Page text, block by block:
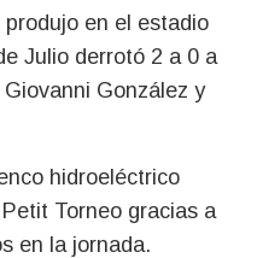
en el estadio
Julio derrotó 2 a 0 a
González y
hidroeléctrico
Torneo gracias a
en la jornada.